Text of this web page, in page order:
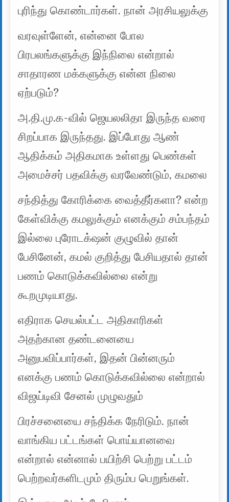
புரிந்து கொண்டார்கள். நான் அரசியலுக்கு
வரவுள்ளேன், என்னை போல
பிரபலங்களுக்கு இந்நிலை என்றால்
சாதாரண மக்களுக்கு என்ன நிலை
ஏற்படும்?
அ.தி.மு.க-வில் ஜெயலலிதா இருந்த வரை
சிறப்பாக இருந்தது. இப்போது ஆண்
ஆதிக்கம் அதிகமாக உள்ளது பெண்கள்
அமைச்சர் பதவிக்கு வரவேண்டும், கமலை
சந்தித்து கோரிக்கை வைத்தீர்களா? என்ற
கேள்விக்கு கமலுக்கும் எனக்கும் சம்பந்தம்
இல்லை புரோடக்‌‌ஷன் குழுவில் தான்
பேசினேன், கமல் குறித்து பேசியதால் தான்
பணம் கொடுக்கவில்லை என்று
கூறமுடியாது.
எதிராக செயல்பட்ட அதிகாரிகள்
அதற்கான தண்டனையை
அனுபவிப்பார்கள், இதன் பின்னரும்
எனக்கு பணம் கொடுக்கவில்லை என்றால்
விஜய்டிவி சேனல் முழுவதும்
பிரச்சனையை சந்திக்க நேரிடும். நான்
வாங்கிய பட்டங்கள் பொய்யானவை
என்றால் என்னால் பயிற்சி பெற்று பட்டம்
பெற்றவர்களிடமும் திரும்ப பெறுங்கள்.